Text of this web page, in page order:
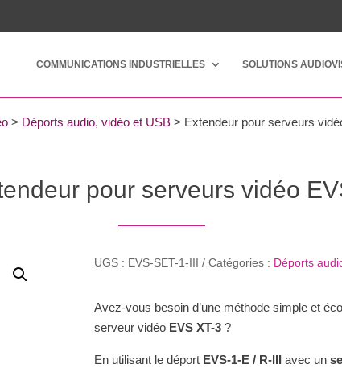
COMMUNICATIONS INDUSTRIELLES SOLUTIONS
> Déports audio, vidéo et USB > Extendeur pour serveurs
pour serveurs vidéo
UGS : EVS-SET-1-III Catégories : Déports
Avez-vous besoin d’une méthode simple et
serveur vidéo EVS XT-3 ?
En utilisant le déport EVS-1-E / R-III avec un